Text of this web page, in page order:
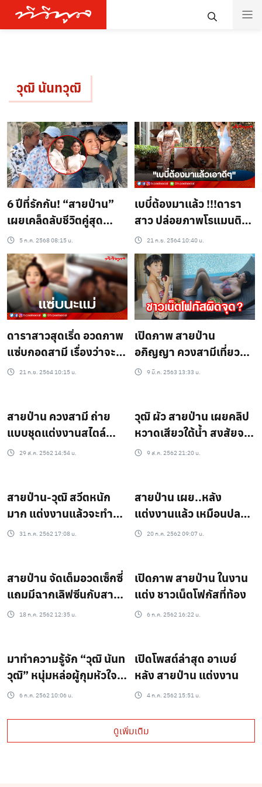
วุฒิ นันทวุฒิ
6 ปีที่รักกัน! “สายป่าน”
เผยเคล็ดลับชีวิตคู่สุด
แกร่ง แฟนคลับลุ้นเบบี๋
5 ก.ค. 2568 08:15 น.
เบบี๋ต้องมาเเล้ว !!!ดารา
สาว ปล่อยภาพโรแมนติก
หวานจนหลายคนต้องแซว
21 ก.ย. 2564 10:40 น.
ดาราสาวสุดเริ่ด อวดภาพ
แซ่บกอดสามี เรื่องว่าจะมี
ข่าวดี…
21 ก.ย. 2564 10:15 น.
เปิดภาพ สายป่าน
อภิญญา ควงสามีเที่ยว
หัวหิน ชาวเน็ตแห่ซูมบิกินี่
9 มี.ค. 2563 13:33 น.
สายป่าน ควงสามี ถ่าย
แบบชุดแต่งงานสไตล์
เกาหลี
29 ส.ค. 2562 14:54 น.
วุฒิ ผัว สายป่าน เผยคลิป
หวาดเสียวใต้น้ำ สงสัยจะ
หมั่นเขี้ยว!! (ชมคลิป)
9 ส.ค. 2562 21:20 น.
สายป่าน-วุฒิ สวีตหนัก
มาก แต่งงานแล้วจะทำ
อะไรก็ได้!!
31 ก.ค. 2562 17:08 น.
สายป่าน เผย..หลัง
แต่งงานแล้ว เหมือนปลด
ล็อคคำถาม นอนห้อง
20 ก.ค. 2562 09:07 น.
สายป่าน จัดเต็มอวดเซ็กซี่
แถมมีฉากเลิฟซีนกับสามี
วุฒิ ใต้น้ำ!!(ชมคลิป)
18 ก.ค. 2562 12:35 น.
เปิดภาพ สายป่าน ในงาน
แต่ง ชาวเน็ตโฟกัสที่ท้อง
6 ก.ค. 2562 16:22 น.
มาทำความรู้จัก “วุฒิ นันท
วุฒิ” หนุ่มหล่อผู้กุมหัวใจ
“สายป่าน อภิญญา”
6 ก.ค. 2562 10:06 น.
เปิดโพสต์ล่าสุด อาเบย์
หลัง สายป่าน แต่งงาน
4 ก.ค. 2562 15:51 น.
ดูเพิ่มเติม